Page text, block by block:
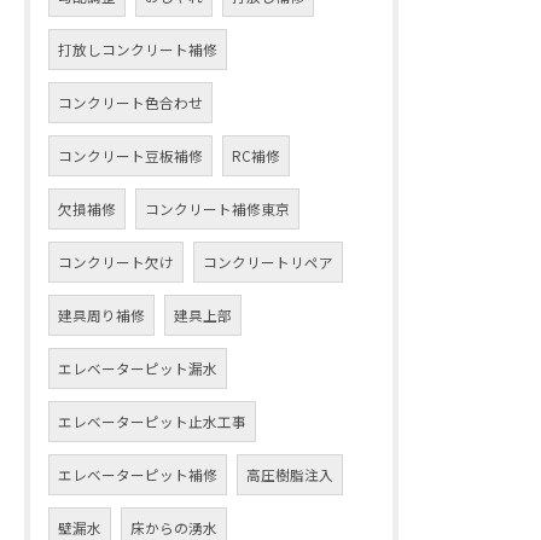
打放しコンクリート補修
コンクリート色合わせ
コンクリート豆板補修 RC補修
欠損補修 コンクリート補修東京
コンクリート欠け コンクリートリペア
建具周り補修 建具上部
エレベーターピット漏水
エレベーターピット止水工事
エレベーターピット補修 高圧樹脂注入
壁漏水 床からの湧水